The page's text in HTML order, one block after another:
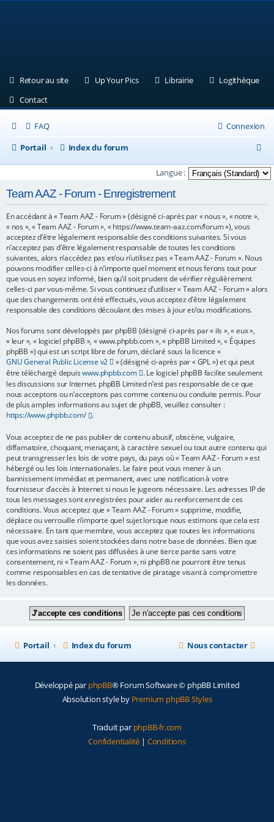
Retour au site(Ouvre un nouvel onglet)
Up Your Pics(Ouvre un nouvel onglet)
Librairie(Ouvre un nouvel
Logithèque
Contact(Ouvre un nouvel onglet)
FAQ
Connexion
Portail
Index du forum
e
c
e
Langue :
Team AAZ - Forum - Enregistrement
En accédant à « Team AAZ - Forum » (désigné ci-après par « nous », « notre »,
« nos », « Team AAZ - Forum », « https://www.team-aaz.com/forum »), vous
acceptez d’être légalement responsable des conditions suivantes. Si vous
n’acceptez pas d’être légalement responsable de toutes les conditions
suivantes, alors n’accédez pas et/ou n’utilisez pas « Team AAZ - Forum ». Nous
pouvons modifier celles-ci à n’importe quel moment et nous ferons tout pour
que vous en soyez informé, bien qu’il soit prudent de vérifier régulièrement
celles-ci par vous-même. Si vous continuez d’utiliser « Team AAZ - Forum » alors
que des changements ont été effectués, vous acceptez d’être légalement
responsable des conditions découlant des mises à jour et/ou modifications.
Nos forums sont développés par phpBB (désigné ci-après par « ils », « eux »,
« leur », « logiciel phpBB », « www.phpbb.com », « phpBB Limited », « Équipes
phpBB ») qui est un script libre de forum, déclaré sous la licence «
GNU General Public License v2
» (désigné ci-après par « GPL ») et qui peut
être téléchargé depuiswww.phpbb.com
. Le logiciel phpBB facilite seulement
les discussions sur Internet. phpBB Limited n’est pas responsable de ce que
nous acceptons ou n’acceptons pas comme contenu ou conduite permis. Pour
de plus amples informations au sujet de phpBB, veuillez consulter :
https://www.phpbb.com/
.
Vous acceptez de ne pas publier de contenu abusif, obscène, vulgaire,
diffamatoire, choquant, menaçant, à caractère sexuel ou tout autre contenu qui
peut transgresser les lois de votre pays, du pays où « Team AAZ - Forum » est
hébergé ou les lois internationales. Le faire peut vous mener à un
bannissement immédiat et permanent, avec une notification à votre
fournisseur d’accès à Internet si nous le jugeons nécessaire. Les adresses IP de
tous les messages sont enregistrées pour aider au renforcement de ces
conditions. Vous acceptez que « Team AAZ - Forum » supprime, modifie,
déplace ou verrouille n’importe quel sujet lorsque nous estimons que cela est
nécessaire. En tant que membre, vous acceptez que toutes les informations
que vous avez saisies soient stockées dans notre base de données. Bien que
ces informations ne soient pas diffusées à une tierce partie sans votre
consentement, ni « Team AAZ - Forum », ni phpBB ne pourront être tenus
comme responsables en cas de tentative de piratage visant à compromettre
les données.
Portail Index du forum Nous contacter
Développé par phpBB® Forum Software © phpBB Limited
Absolution style by Premium phpBB Styles
Traduit par phpBB-fr.com
Confidentialité | Conditions